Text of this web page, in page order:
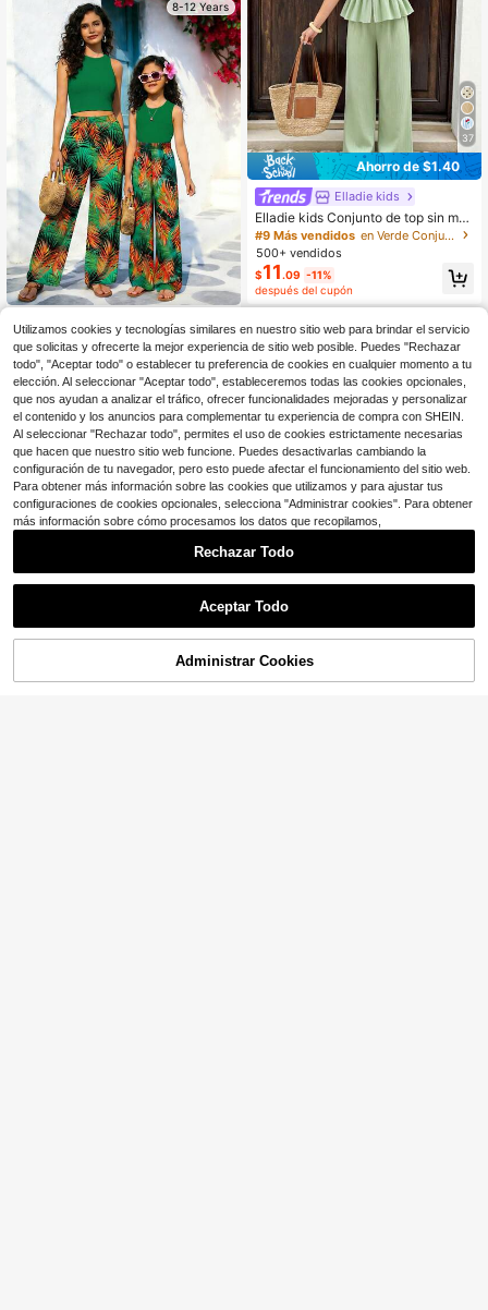
ya y salidas diarias
8-12 Years
1 Set de Top de Tirantes Holgado y
Pantalones de Pierna Ancha con Es
tampado de Hojas de Palma Tropic
al para Niñas, Cómodo y Elegante p
ara Usar de Vacaciones
5 .10 -56%
37
Ahorro de $1.40
Elladie kids
Elladie kids Conjunto de top sin ma
ngas con volantes y decoración de
lazo y pantalones de pierna ancha
para niñas preadolescentes, verano
#9 Más vendidos
en Verde Conjuntos para niñas preadolescentes
500+ vendidos
$11.09 -11%
después del cupón
¡56% DE DESCUENTO! AÑADIR A LA BOLSA
Utilizamos cookies y tecnologías similares en nuestro sitio web para brindar el servicio
que solicitas y ofrecerte la mejor experiencia de sitio web posible. Puedes "Rechazar
todo", "Aceptar todo" o establecer tu preferencia de cookies en cualquier momento a tu
elección. Al seleccionar "Aceptar todo", estableceremos todas las cookies opcionales,
que nos ayudan a analizar el tráfico, ofrecer funcionalidades mejoradas y personalizar
el contenido y los anuncios para complementar tu experiencia de compra con SHEIN.
Al seleccionar "Rechazar todo", permites el uso de cookies estrictamente necesarias
que hacen que nuestro sitio web funcione. Puedes desactivarlas cambiando la
configuración de tu navegador, pero esto puede afectar el funcionamiento del sitio web.
Para obtener más información sobre las cookies que utilizamos y para ajustar tus
configuraciones de cookies opcionales, selecciona "Administrar cookies". Para obtener
más información sobre cómo procesamos los datos que recopilamos,
Rechazar Todo
Aceptar Todo
Administrar Cookies